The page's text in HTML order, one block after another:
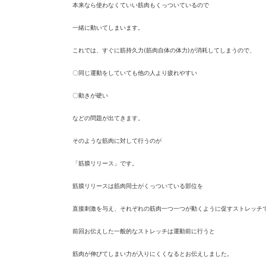
本来なら使わなくていい筋肉もくっついているので
一緒に動いてしまいます。
これでは、すぐに筋持久力(筋肉自体の体力)が消耗してしまうので、
〇同じ運動をしていても他の人より疲れやすい
〇動きが硬い
などの問題が出てきます。
そのような筋肉に対して行うのが
「筋膜リリース」です。
筋膜リリースは筋肉同士がくっついている部位を
直接刺激を与え、 それぞれの筋肉一つ一つが動くように促すストレッチ
前回お伝えした一般的なストレッチは運動前に行うと
筋肉が伸びてしまい力が入りにくくなるとお伝えしました。